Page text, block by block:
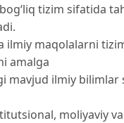
bog‘liq tizim sifatida
ilmiy maqolalarni
amalga
mavjud ilmiy
moliyaviy